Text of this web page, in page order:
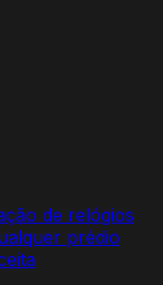
de relógios
prédio